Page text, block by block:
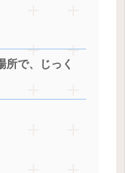
所で、じっく